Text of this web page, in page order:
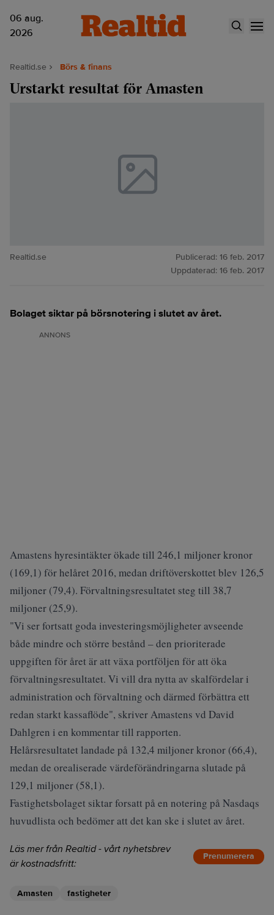
06 aug.
2026
Realtid.se Börs & finans
Urstarkt resultat för Amasten
Realtid.se Publicerad: 16 feb. 2017
Uppdaterad: 16 feb. 2017
Bolaget siktar på börsnotering i slutet av året.
ANNONS
Amastens hyresintäkter ökade till 246,1 miljoner kronor
(169,1) för helåret 2016, medan driftöverskottet blev 126,5
miljoner (79,4). Förvaltningsresultatet steg till 38,7
miljoner (25,9).
"Vi ser fortsatt goda investeringsmöjligheter avseende
både mindre och större bestånd – den prioriterade
uppgiften för året är att växa portföljen för att öka
förvaltningsresultatet. Vi vill dra nytta av skalfördelar i
administration och förvaltning och därmed förbättra ett
redan starkt kassaflöde", skriver Amastens vd David
Dahlgren i en kommentar till rapporten.
Helårsresultatet landade på 132,4 miljoner kronor (66,4),
medan de orealiserade värdeförändringarna slutade på
129,1 miljoner (58,1).
Fastighetsbolaget siktar forsatt på en notering på Nasdaqs
huvudlista och bedömer att det kan ske i slutet av året.
Läs mer från Realtid - vårt nyhetsbrev
är kostnadsfritt:
Prenumerera
Amasten fastigheter